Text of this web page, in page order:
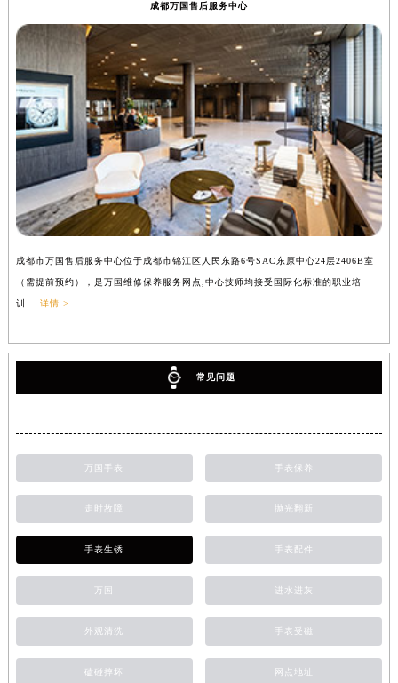
成都万国售后服务中心
成都市万国售后服务中心位于成都市锦江区人民东路6号SAC东原中心24层2406B室
（需提前预约），是万国维修保养服务网点,中心技师均接受国际化标准的职业培
训.... 详情 >
常见问题
万国手表 手表保养
走时故障 抛光翻新
手表生锈 手表配件
万国 进水进灰
外观清洗 手表受磁
磕碰摔坏 网点地址